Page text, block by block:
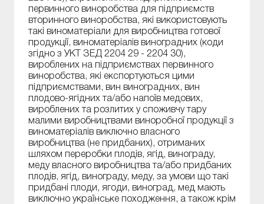
первинного виноробства для підприємств
вторинного виноробства, які використовують
такі виноматеріали для виробництва готової
продукції, виноматеріалів виноградних (коди
згідно з УКТ ЗЕД 2204 29 - 2204 30),
вироблених на підприємствах первинного
виноробства, які експортуються цими
підприємствами, вин виноградних, вин
плодово-ягідних та/або напоїв медових,
вироблених та розлитих у споживчу тару
малими виробництвами виноробної продукції з
виноматеріалів виключно власного
виробництва (не придбаних), отриманих
шляхом переробки плодів, ягід, винограду,
меду власного виробництва та/або придбаних
плодів, ягід, винограду, меду, за умови що такі
придбані плоди, ягоди, виноград, мед мають
виключно українське походження, а також крім